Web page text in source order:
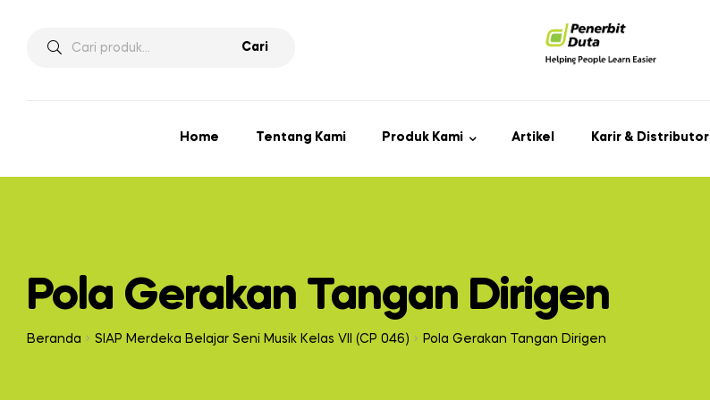
Pencarian
Cari
Home Tentang Kami Produk Kami Artikel Karir & Distributor
Pola Gerakan Tangan Dirigen
Beranda SIAP Merdeka Belajar Seni Musik Kelas VII (CP 046) Pola Gerakan Tangan Dirigen